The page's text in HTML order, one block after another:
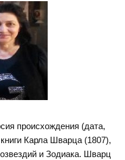
происхождения (дата,
Карла Шварца (1807),
и Зодиака. Шварц